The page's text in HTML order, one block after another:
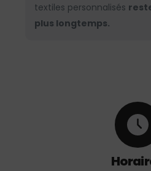
textiles personnalisés
plus longtemps.